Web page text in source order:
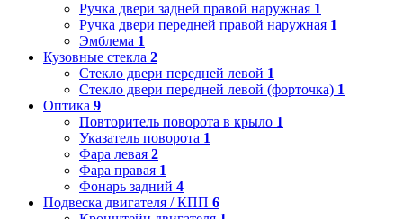
Ручка двери задней правой наружная 1
Ручка двери передней правой наружная 1
Эмблема 1
Кузовные стекла 2
Стекло двери передней левой 1
Стекло двери передней левой (форточка) 1
Оптика 9
Повторитель поворота в крыло 1
Указатель поворота 1
Фара левая 2
Фара правая 1
Фонарь задний 4
Подвеска двигателя / КПП 6